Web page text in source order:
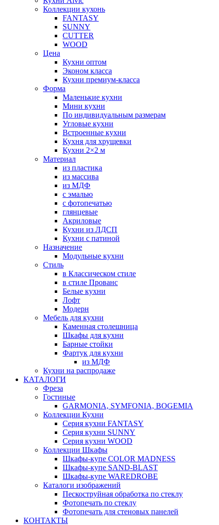
Коллекции кухонь
FANTASY
SUNNY
CUTTER
WOOD
Цена
Кухни оптом
Эконом класса
Кухни премиум-класса
Форма
Маленькие кухни
Мини кухни
По индивидуальным размерам
Угловые кухни
Встроенные кухни
Кухня для хрущевки
Кухни 2×2 м
Материал
из пластика
из массива
из МДФ
с эмалью
с фотопечатью
глянцевые
Акриловые
Кухни из ЛДСП
Кухни с патиной
Назначение
Модульные кухни
Стиль
в Классическом стиле
в стиле Прованс
Белые кухни
Лофт
Модерн
Мебель для кухни
Каменная столешница
Шкафы для кухни
Барные стойки
Фартук для кухни
из МДФ
Кухни на распродаже
КАТАЛОГИ
Фреза
Гостиные
GARMONIA, SYMFONIA, BOGEMIA
Коллекции Кухни
Серия кухни FANTASY
Серия кухни SUNNY
Серия кухни WOOD
Коллекции Шкафы
Шкафы-купе COLOR MADNESS
Шкафы-купе SAND-BLAST
Шкафы-купе WAREDROBE
Каталоги изображений
Пескоструйная обработка по стеклу
Фотопечать по стеклу
Фотопечать для стеновых панелей
КОНТАКТЫ